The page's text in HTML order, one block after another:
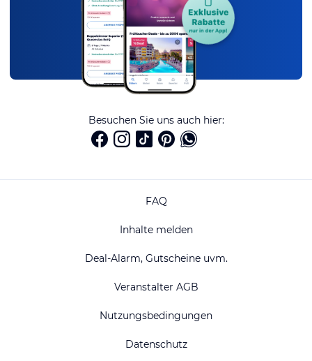
Besuchen Sie uns auch hier:
FAQ
Inhalte melden
Deal-Alarm, Gutscheine uvm.
Veranstalter AGB
Nutzungsbedingungen
Datenschutz